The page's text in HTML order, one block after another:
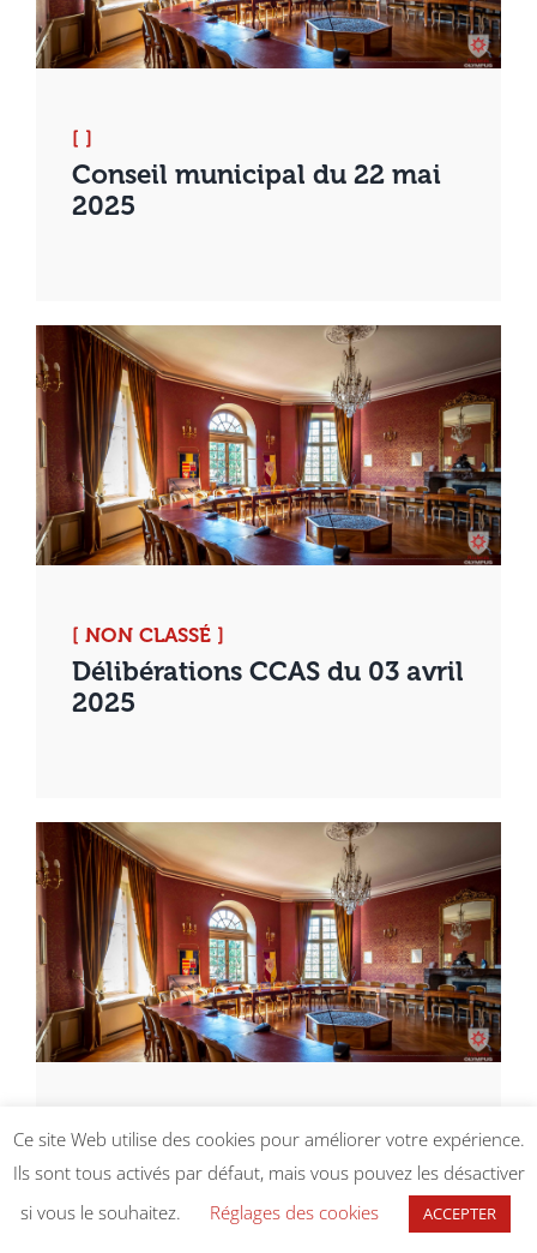
[ ]
Conseil municipal du 22 mai
2025
[ NON CLASSÉ ]
Délibérations CCAS du 03 avril
2025
[ ]
Conseil municipal du 27 mars
2025
Ce site Web utilise des cookies pour améliorer votre expérience.
Ils sont tous activés par défaut, mais vous pouvez les désactiver
si vous le souhaitez.
Réglages des cookies ACCEPTER